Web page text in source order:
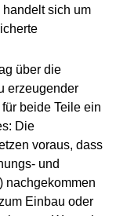
sich um
über die
erzeugender
beide Teile ein
Die
voraus, dass
und
nachgekommen
Einbau oder